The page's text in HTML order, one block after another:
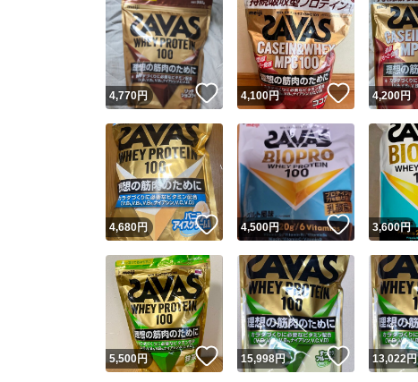
4,770円 いいね！
4,100円 いいね！
4,200円
4,680円 いいね！
4,500円 いいね！
3,600円
5,500円 いいね！
15,998円 いいね！
13,022円